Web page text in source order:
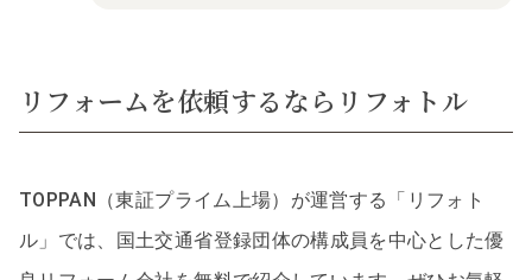
リフォームを依頼するならリフォトル
TOPPAN（東証プライム上場）が運営する「リフォト
ル」では、国土交通省登録団体の構成員を中心とした優